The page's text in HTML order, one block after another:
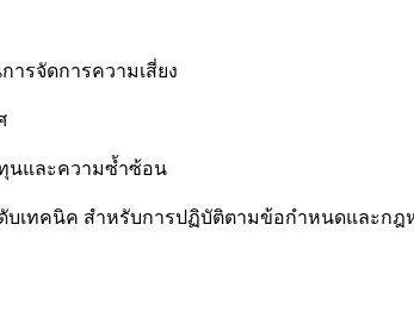
รจัดการความเสี่ยง
ทุนและความซ้ำซ้อน
เทคนิค สำหรับการปฏิบัติตามข้อกำหนดและก